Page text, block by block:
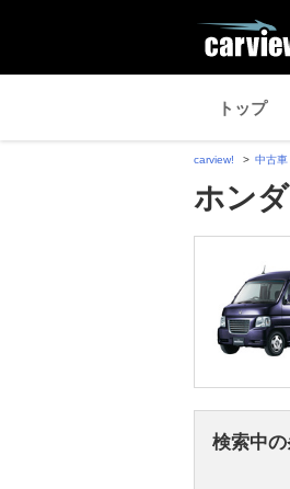
トップ
carview! 中古車
ホン
検索中